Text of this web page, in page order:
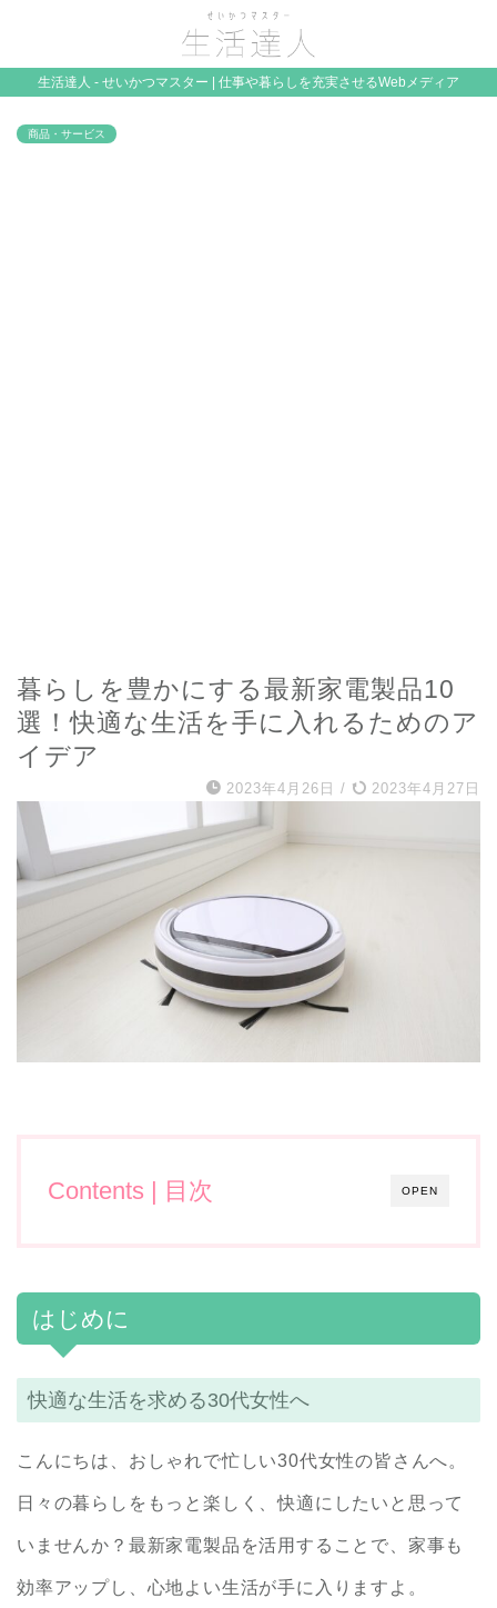
生活達人 - せいかつマスター | 仕事や暮らしを充実させるWebメディア
商品・サービス
暮らしを豊かにする最新家電製品10
選！快適な生活を手に入れるためのア
イデア
2023年4月26日 / 2023年4月27日
OPEN
Contents | 目次
はじめに
快適な生活を求める30代女性へ
こんにちは、おしゃれで忙しい30代女性の皆さんへ。
日々の暮らしをもっと楽しく、快適にしたいと思って
いませんか？最新家電製品を活用することで、家事も
効率アップし、心地よい生活が手に入りますよ。